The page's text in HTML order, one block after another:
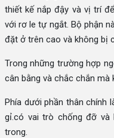
thiết kế nắp đậy và vị trí
với rơ le tự ngắt. Bộ phận
đặt ở trên cao và không bị
Trong những trường hợp
cân bằng và chắc chắn mà
Phía dưới phần thân chính
gỉ.có vai trò chống đỡ và
trong.